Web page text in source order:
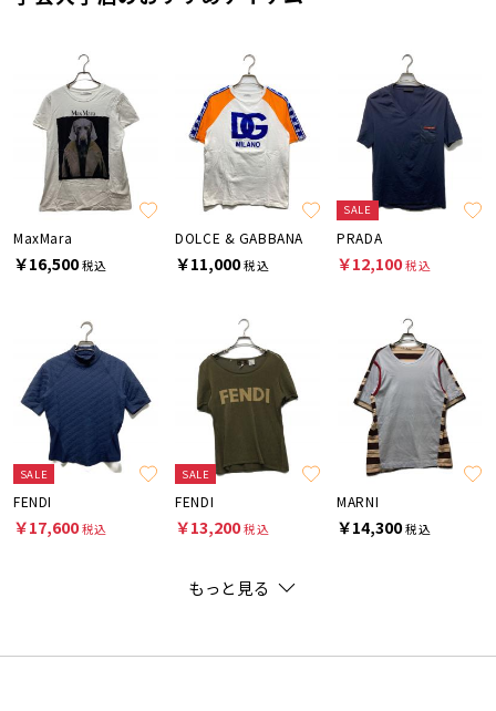
MaxMara
￥16,500税込
DOLCE & GABBANA
￥11,000税込
SALE
PRADA
￥12,100税込
SALE
FENDI
￥17,600税込
SALE
FENDI
￥13,200税込
MARNI
￥14,300税込
もっと見る